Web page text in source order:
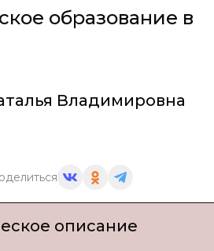
образование в
Владимировна
описание